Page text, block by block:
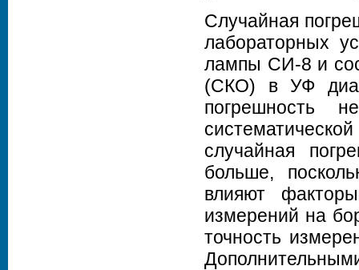
Случайная
лабораторных
лампы СИ-8 и
(СКО) в УФ
погрешность
случайная
больше,
влияют
измерений на
точность